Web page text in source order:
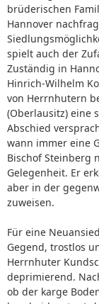
brüderischen
Hannover
spielt auch der
Zuständig in
Hinrich-Wilhelm
von Herrnhutern
(Oberlausitz) eine
Abschied
wann immer eine
Bischof Steinberg
Gelegenheit. Er
aber in der
zuweisen.
Für eine
Gegend, trostlos
Herrnhuter
deprimierend.
ob der karge